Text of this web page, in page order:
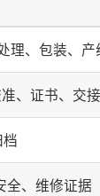
理、包装、产
、证书、交接
全、维修证据